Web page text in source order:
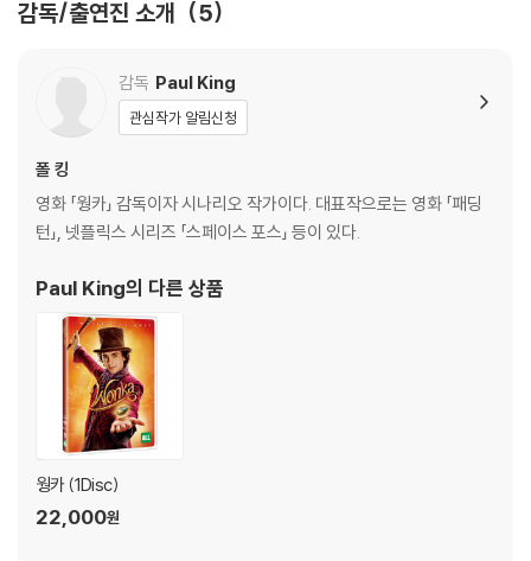
4) 본품 보호를 위해 노란색의 카톤 박스로 재포장한 경우, 카톤박스 손상
5) 아웃케이스/구성품/포장 상태 불량에 의한 교환/반품 신청시 불량 확
인을 위해 개봉 시의 동영상을 요청할 수 있으며, 동영상이 없는 경우 교
환/반품이 제한될 수 있습니다.
※ 디스크 재생 불량
1) 기기 문제로 인해 발생하는 재생 불량 현상에 대해서는 반품/교환이 불
가하니 최신 소프트웨어로 업데이트된 DVD/BD 전용 기기에서 재생하실
것을 권유해 드립니다.
2) 정전기와 먼지로 인해 재생이 원활하지 않은 경우가 있습니다. 디스크
를 마른 천으로 닦으시거나, DVD 클리너 등 전용 제품을 이용하면 대부분
해결됩니다.
3) 일부 PC 연결형 ODD의 경우 호환 상의 문제로 정상적인 디스크도 재
생이 불가능한 경우가 있습니다. 독립형 전용 플레이어 사용을 권장드리
며, ODD 사용으로 인한 재생 불량의 경우 교환 시에도 동일한 오류가 발
생할 수 있음을 알려드립니다.
※ 디스크 외관 불량
- 스페셜피쳐 자막: 한국어, 영어 SDH, 폴란드어, 중국어, 체코어
- 화면비율: 2.39:1 (16x9 LB)
- 디스크 타입: 2 Disc - 4K UHD: BD100, BD: BD50
- 상기 스펙 및 부가영상은 제작사의 사정으로 예고없이 변경될 수 있습니
SPECIAL FEATURES (한국어 자막 지원)
*4K UHD*
- Unwrapping Wonka: Paul King’s Vision (12:29)
- The Whimsical Music of Wonka (06:02)
- Welcome to Wonka Land (10:52)
- Hats Off to Wonka (06:48)
- Wonka’s Chocolatier (08:52)
*블루레이*
- Unwrapping Wonka: Paul King’s Vision (12:29)
감독/출연진 소개 5
감독 Paul King
관심작가 알림신청
폴 킹
영화 「웡카」 감독이자 시나리오 작가이다. 대표작으로는 영화 「패딩
턴」, 넷플릭스 시리즈 「스페이스 포스」 등이 있다.
Paul King의 다른 상품
웡카 (1Disc)
22,000원